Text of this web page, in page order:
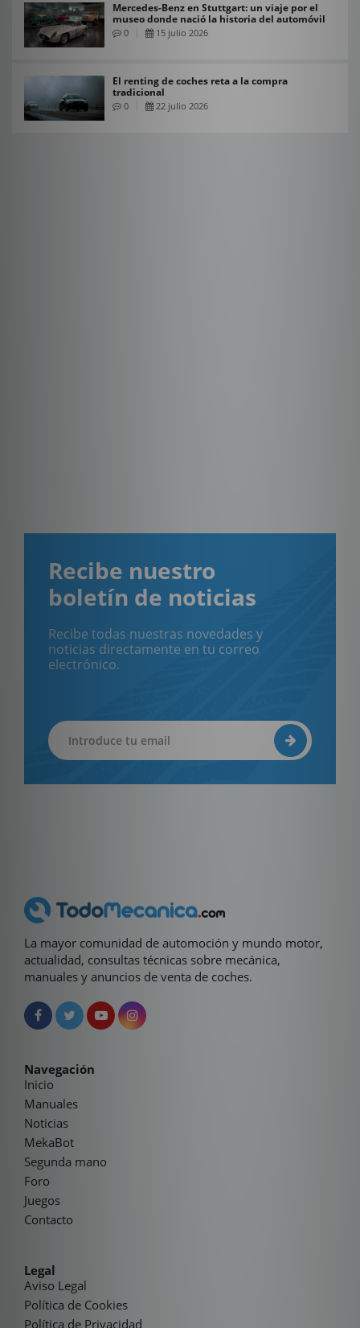
Mercedes-Benz en Stuttgart: un viaje por el
museo donde nació la historia del automóvil
0 15 julio 2026
El renting de coches reta a la compra
tradicional
0 22 julio 2026
Recibe nuestro
boletín de noticias
Recibe todas nuestras novedades y
noticias directamente en tu correo
electrónico.
La mayor comunidad de automoción y mundo motor,
actualidad, consultas técnicas sobre mecánica,
manuales y anuncios de venta de coches.
Navegación
Inicio
Manuales
Noticias
MekaBot
Segunda mano
Foro
Juegos
Contacto
Legal
Aviso Legal
Política de Cookies
Política de Privacidad